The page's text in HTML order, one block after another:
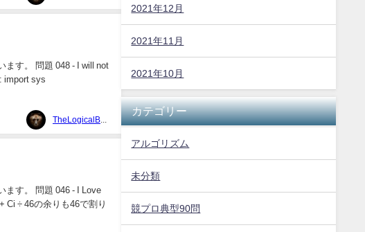
ます。 問題 048 - I will not
import sys
ます。 問題 046 - I Love
Ci ÷ 46の余りも46で割り
2021年12月
2021年11月
2021年10月
カテゴリー
アルゴリズム
未分類
競プロ典型90問